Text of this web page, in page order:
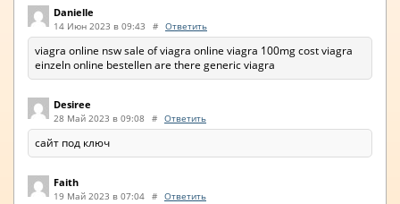
Danielle
14 Июн 2023 в 09:43 # Ответить
viagra online nsw sale of viagra online viagra 100mg cost viagra
einzeln online bestellen are there generic viagra
Desiree
28 Май 2023 в 09:08 # Ответить
сайт под ключ
Faith
19 Май 2023 в 07:04 # Ответить